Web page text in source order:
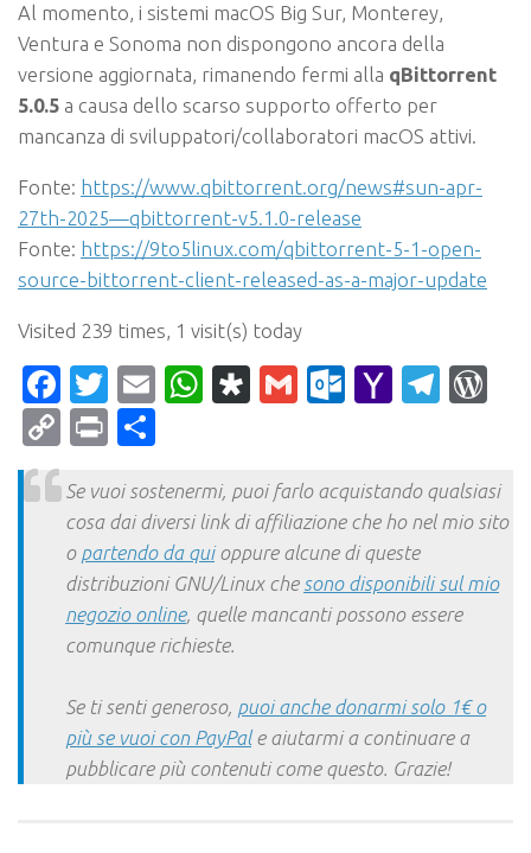
Al momento, i sistemi macOS Big Sur, Monterey,
Ventura e Sonoma non dispongono ancora della
versione aggiornata, rimanendo fermi alla qBittorrent
5.0.5 a causa dello scarso supporto offerto per
mancanza di sviluppatori/collaboratori macOS attivi.
Fonte: https://www.qbittorrent.org/news#sun-apr-
27th-2025—qbittorrent-v5.1.0-release
Fonte: https://9to5linux.com/qbittorrent-5-1-open-
source-bittorrent-client-released-as-a-major-update
Visited 239 times, 1 visit(s) today
Facebook
Twitter
EmailWhatsApp
Diaspora
Gmail Yahoo
CopyPrint
Se vuoi sostenermi, puoi farlo acquistando qualsiasi
cosa dai diversi link di affiliazione che ho nel mio sito
o partendo da quioppure alcune di queste
distribuzioni GNU/Linux che sono disponibili sul mio
negozio online, quelle mancanti possono essere
comunque richieste.
Se ti senti generoso, puoi anche donarmi solo 1€ o
più se vuoi con PayPale aiutarmi a continuare a
pubblicare più contenuti come questo. Grazie!